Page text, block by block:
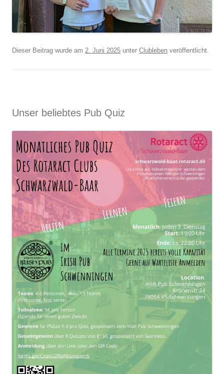
Dieser Beitrag wurde am 2. Juni 2025 unter Clubleben veröffentlicht.
Unser beliebtes Pub Quiz